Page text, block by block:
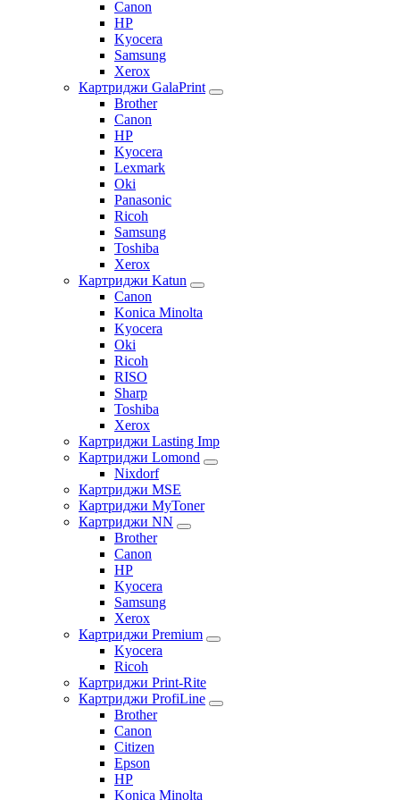
Canon
HP
Kyocera
Samsung
Xerox
Картриджи GalaPrint
Brother
Canon
HP
Kyocera
Lexmark
Oki
Panasonic
Ricoh
Samsung
Toshiba
Xerox
Картриджи Katun
Canon
Konica Minolta
Kyocera
Oki
Ricoh
RISO
Sharp
Toshiba
Xerox
Картриджи Lasting Imp
Картриджи Lomond
Nixdorf
Картриджи MSE
Картриджи MyToner
Картриджи NN
Brother
Canon
HP
Kyocera
Samsung
Xerox
Картриджи Premium
Kyocera
Ricoh
Картриджи Print-Rite
Картриджи ProfiLine
Brother
Canon
Citizen
Epson
HP
Konica Minolta